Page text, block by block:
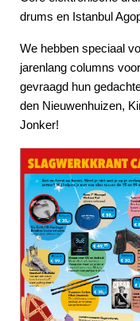
drums en Istanbul
We hebben speciaal
jarenlang columns
gevraagd hun
den Nieuwenhuizen,
Jonker!